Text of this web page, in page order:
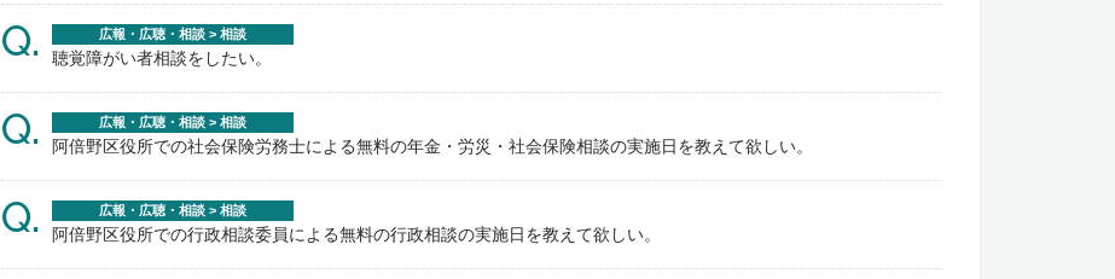
Q. 広報・広聴・相談 > 相談
聴覚障がい者相談をしたい。
Q. 広報・広聴・相談 > 相談
阿倍野区役所での社会保険労務士による無料の年金・労災・社会保険相談の実施日を教えて欲しい。
Q. 広報・広聴・相談 > 相談
阿倍野区役所での行政相談委員による無料の行政相談の実施日を教えて欲しい。